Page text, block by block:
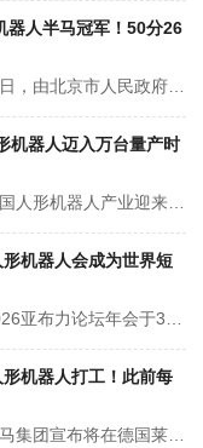
器人半马冠军！50分26
机器人迈入万台量产时
机器人会成为世界短
机器人打工！此前每